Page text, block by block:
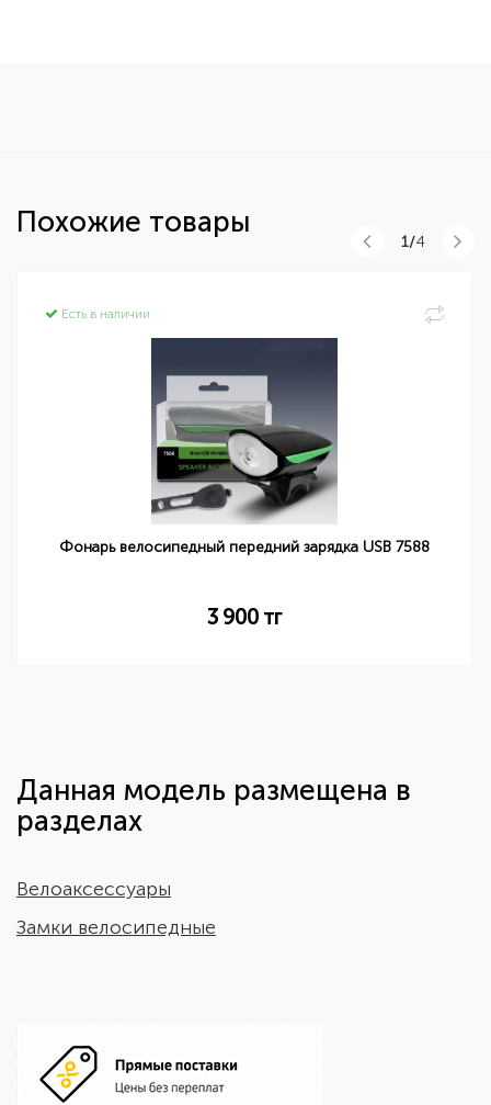
Похожие товары
Есть в наличии
Фонарь велосипедный передний зарядка USB 7588
3 900 тг
1/4
Данная модель размещена в
разделах
Велоаксессуары
Замки велосипедные